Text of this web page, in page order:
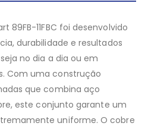
89FB-11FBC foi desenvolvido
durabilidade e resultados
no dia a dia ou em
Com uma construção
que combina aço
este conjunto garante um
uniforme. O cobre